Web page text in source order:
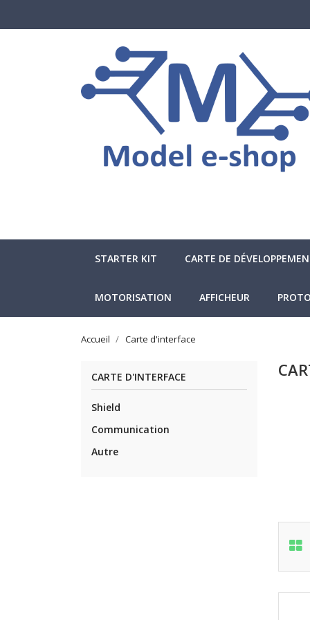
STARTER KIT CARTE DE
MOTORISATION AFFICHEUR
Accueil Carte d'interface
CARTE D'INTERFACE
Shield
Communication
Autre